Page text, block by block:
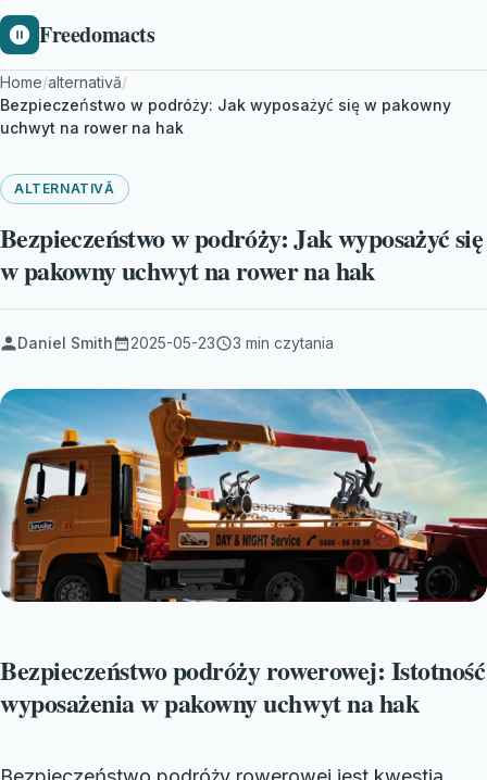
Freedomacts
Home/alternativă/
Bezpieczeństwo w podróży: Jak wyposażyć się w pakowny
uchwyt na rower na hak
ALTERNATIVĂ
Bezpieczeństwo w podróży: Jak wyposażyć się
w pakowny uchwyt na rower na hak
Daniel Smith 2025-05-23 3 min czytania
Bezpieczeństwo podróży rowerowej: Istotność
wyposażenia w pakowny uchwyt na hak